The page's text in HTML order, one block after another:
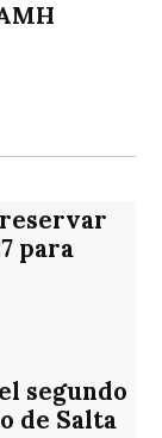
para
segundo
de Salta